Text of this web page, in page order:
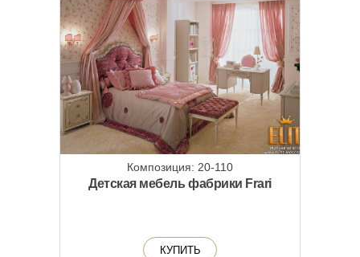
Композиция: 20-110
Детская мебель фабрики Frari
КУПИТЬ